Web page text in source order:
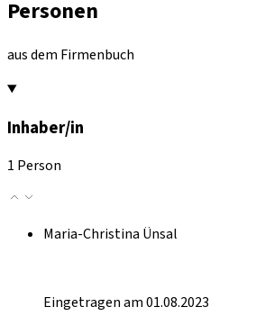
Personen
aus dem Firmenbuch
Inhaber/in
1 Person
Maria-Christina Ünsal
Eingetragen am 01.08.2023